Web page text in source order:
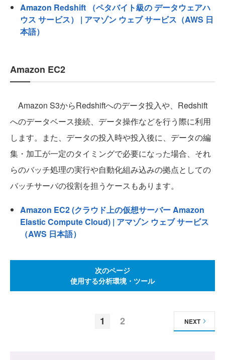
Amazon Redshift （ペタバイト級の データウェアハ
ウス サービス） | アマゾン ウェブ サービス（AWS 日
本語）
Amazon EC2
Amazon S3からRedshiftへのデータ投入や、Redshift
へのデータベース接続、データ操作などを行う際に利用
します。また、データの投入時や投入後に、データの編
集・加工が一定のタイミングで必要になった場合、それ
らのバッチ処理の実行や自動化組み込みの拠点としての
バッチサーバの役割を担うケースもあります。
Amazon EC2 (クラウド上の仮想サーバー Amazon
Elastic Compute Cloud) | アマゾン ウェブ サービス
（AWS 日本語）
次のページ
使用する分析環境・ツール
1 2 NEXT